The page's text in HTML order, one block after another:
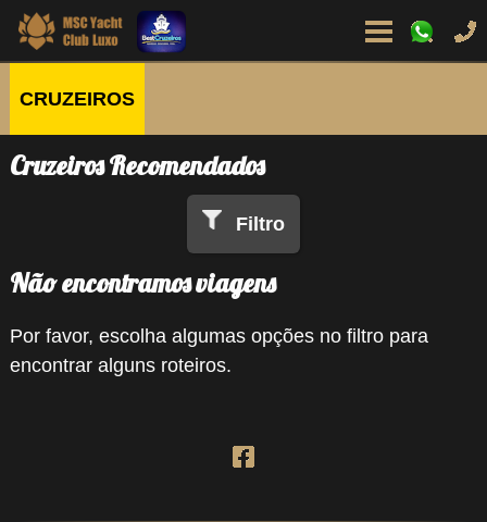
CRUZEIROS
Cruzeiros Recomendados
Filtro
Não encontramos viagens
Por favor, escolha algumas opções no filtro para
encontrar alguns roteiros.